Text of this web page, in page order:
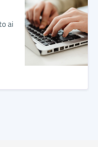
ai